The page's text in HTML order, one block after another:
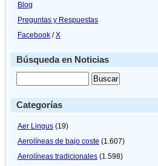
Blog
Preguntas y Respuestas
Facebook /X
Búsqueda en Noticias
Categorías
Aer Lingus (19)
Aerolíneas de bajo coste (1.607)
Aerolíneas tradicionales (1.598)